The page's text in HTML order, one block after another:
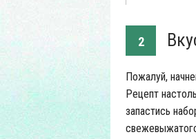
2
Пожалуй,
Рецепт
запастись